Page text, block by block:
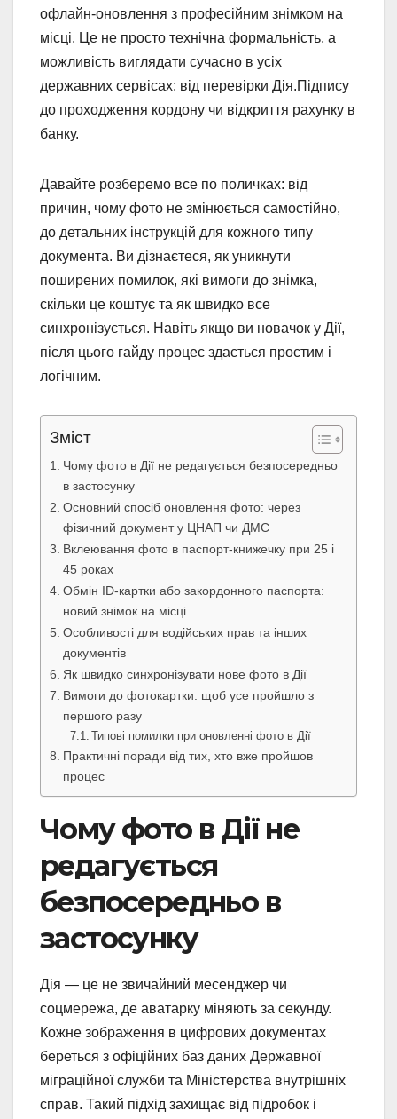
офлайн-оновлення з професійним знімком на
місці. Це не просто технічна формальність, а
можливість виглядати сучасно в усіх
державних сервісах: від перевірки Дія.Підпису
до проходження кордону чи відкриття рахунку в
банку.
Давайте розберемо все по поличках: від
причин, чому фото не змінюється самостійно,
до детальних інструкцій для кожного типу
документа. Ви дізнаєтеся, як уникнути
поширених помилок, які вимоги до знімка,
скільки це коштує та як швидко все
синхронізується. Навіть якщо ви новачок у Дії,
після цього гайду процес здасться простим і
логічним.
Зміст
Чому фото в Дії не редагується безпосередньо
в застосунку
Основний спосіб оновлення фото: через
фізичний документ у ЦНАП чи ДМС
Вклеювання фото в паспорт-книжечку при 25 і
45 роках
Обмін ID-картки або закордонного паспорта:
новий знімок на місці
Особливості для водійських прав та інших
документів
Як швидко синхронізувати нове фото в Дії
Вимоги до фотокартки: щоб усе пройшло з
першого разу
Типові помилки при оновленні фото в Дії
Практичні поради від тих, хто вже пройшов
процес
Чому фото в Дії не
редагується
безпосередньо в
застосунку
Дія — це не звичайний месенджер чи
соцмережа, де аватарку міняють за секунду.
Кожне зображення в цифрових документах
береться з офіційних баз даних Державної
міграційної служби та Міністерства внутрішніх
справ. Такий підхід захищає від підробок і